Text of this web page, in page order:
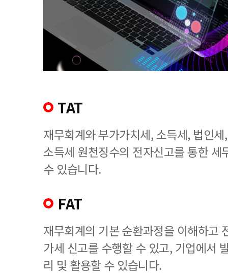
TAT
재무회계와 부가가치세, 소득세, 법인
소득세 원천징수의 전자신고를 통한 세
수 있습니다.
FAT
재무회계의 기본 순환과정을 이해하고
가세 신고를 수행할 수 있고, 기업에서
리 및 활용할 수 있습니다.